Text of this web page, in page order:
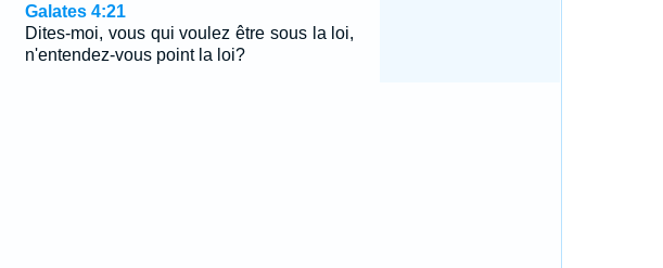
Galates 4:21
Dites-moi, vous qui voulez être sous la loi,
n'entendez-vous point la loi?